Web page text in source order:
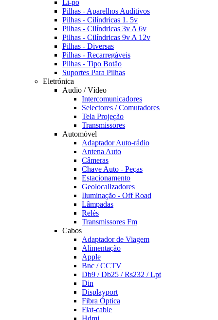
Li-po
Pilhas - Aparelhos Auditivos
Pilhas - Cilíndricas 1. 5v
Pilhas - Cilíndricas 3v A 6v
Pilhas - Cilíndricas 9v A 12v
Pilhas - Diversas
Pilhas - Recarregáveis
Pilhas - Tipo Botão
Suportes Para Pilhas
Eletrónica
Audio / Vídeo
Intercomunicadores
Selectores / Comutadores
Tela Projeção
Transmissores
Automóvel
Adaptador Auto-rádio
Antena Auto
Câmeras
Chave Auto - Peças
Estacionamento
Geolocalizadores
Iluminação - Off Road
Lâmpadas
Relés
Transmissores Fm
Cabos
Adaptador de Viagem
Alimentação
Apple
Bnc / CCTV
Db9 / Db25 / Rs232 / Lpt
Din
Displayport
Fibra Óptica
Flat-cable
Hdmi